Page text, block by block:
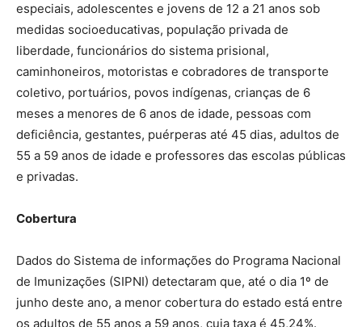
especiais, adolescentes e jovens de 12 a 21 anos sob
medidas socioeducativas, população privada de
liberdade, funcionários do sistema prisional,
caminhoneiros, motoristas e cobradores de transporte
coletivo, portuários, povos indígenas, crianças de 6
meses a menores de 6 anos de idade, pessoas com
deficiência, gestantes, puérperas até 45 dias, adultos de
55 a 59 anos de idade e professores das escolas públicas
e privadas.
Cobertura
Dados do Sistema de informações do Programa Nacional
de Imunizações (SIPNI) detectaram que, até o dia 1º de
junho deste ano, a menor cobertura do estado está entre
os adultos de 55 anos a 59 anos, cuja taxa é 45,24%.